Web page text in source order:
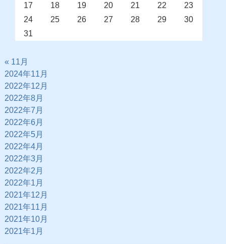
17
18 19 20 21 22
23
24
25 26 27 28 29
30
31
« 11月
2024年11月
2022年12月
2022年8月
2022年7月
2022年6月
2022年5月
2022年4月
2022年3月
2022年2月
2022年1月
2021年12月
2021年11月
2021年10月
2021年1月